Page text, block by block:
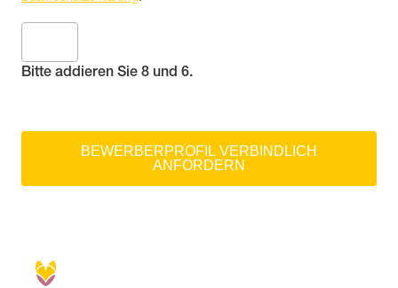
Bitte addieren Sie 8 und 6.
BEWERBERPROFIL VERBINDLICH
ANFORDERN